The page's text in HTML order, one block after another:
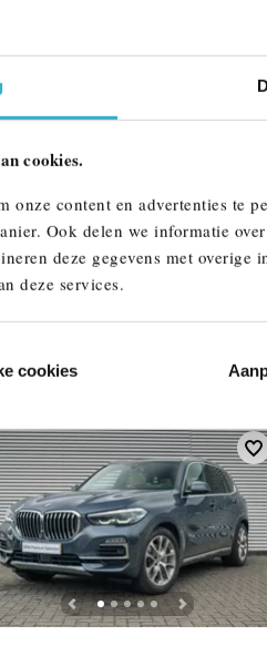
cookies.
onze content en advertenties te
Ook delen we informatie
deze gegevens met
deze services.
cookies